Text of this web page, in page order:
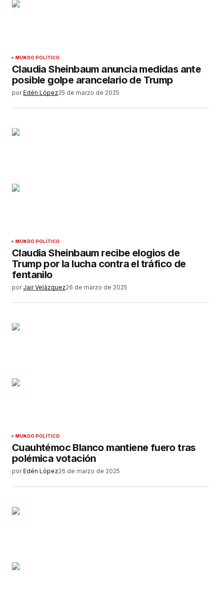
MUNDO POLÍTICO
Claudia Sheinbaum anuncia medidas ante
posible golpe arancelario de Trump
por Edén López25 de marzo de 2025
MUNDO POLÍTICO
Claudia Sheinbaum recibe elogios de
Trump por la lucha contra el tráfico de
fentanilo
por Jair Velázquez26 de marzo de 2025
MUNDO POLÍTICO
Cuauhtémoc Blanco mantiene fuero tras
polémica votación
por Edén López26 de marzo de 2025